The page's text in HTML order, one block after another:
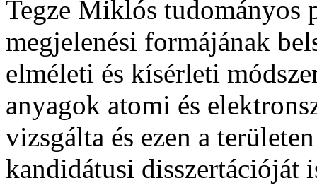
Tegze Miklós tudományos
megjelenési formájának
elméleti és kísérleti
anyagok atomi és
vizsgálta és ezen a
kandidátusi disszertációját